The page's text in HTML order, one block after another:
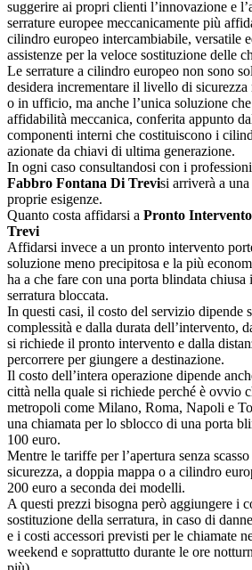
suggerire ai propri clienti l’innovazione e
serrature europee meccanicamente più
cilindro europeo intercambiabile, versatile
assistenze per la veloce sostituzione delle
Le serrature a cilindro europeo non sono
desidera incrementare il livello di
o in ufficio, ma anche l’unica soluzione
affidabilità meccanica, conferita appunto
componenti interni che costituiscono i
azionate da chiavi di ultima generazione.
In ogni caso consultandosi con i
Fabbro Fontana Di Trevisi arriverà a
proprie esigenze.
Quanto costa affidarsi a Pronto
Trevi
Affidarsi invece a un pronto intervento
soluzione meno precipitosa e la più
ha a che fare con una porta blindata chiusa
serratura bloccata.
In questi casi, il costo del servizio dipende
complessità e dalla durata dell’intervento,
si richiede il pronto intervento e dalla
percorrere per giungere a destinazione.
Il costo dell’intera operazione dipende
città nella quale si richiede perché è ovvio
metropoli come Milano, Roma, Napoli e
una chiamata per lo sblocco di una porta
100 euro.
Mentre le tariffe per l’apertura senza
sicurezza, a doppia mappa o a cilindro
200 euro a seconda dei modelli.
A questi prezzi bisogna però aggiungere i
sostituzione della serratura, in caso di
e i costi accessori previsti per le chiamate
weekend e soprattutto durante le ore